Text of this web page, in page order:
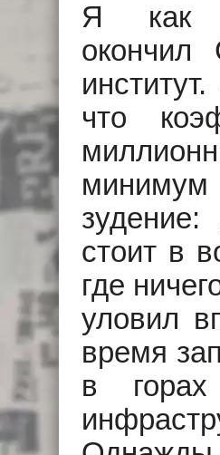
Я как
окончил
что
минимум
стоит в
где
уловил
время
в